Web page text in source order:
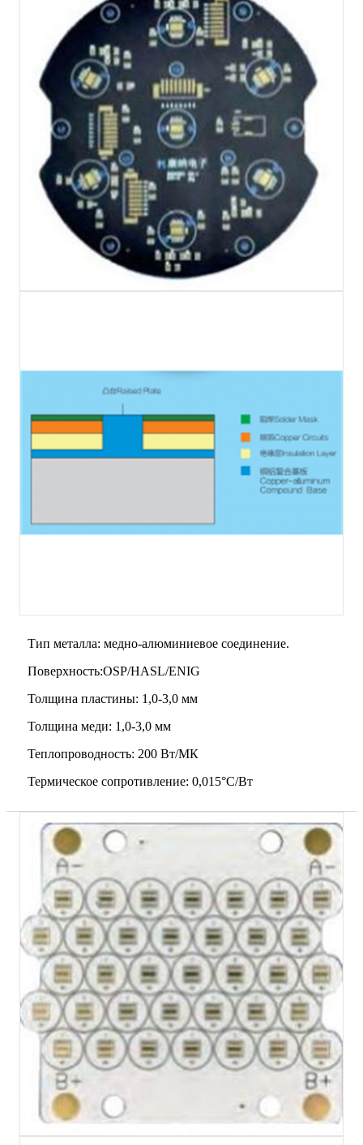
Тип металла: медно-алюминиевое соединение.
Поверхность:OSP/HASL/ENIG
Толщина пластины: 1,0-3,0 мм
Толщина меди: 1,0-3,0 мм
Теплопроводность: 200 Вт/МК
Термическое сопротивление: 0,015°C/Вт